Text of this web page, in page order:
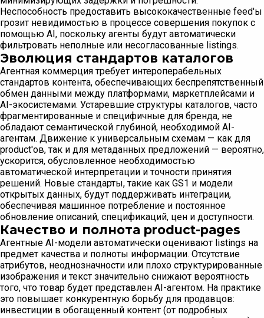
Неспособность предоставить высококачественные feed'ы
грозит невидимостью в процессе совершения покупок с
помощью AI, поскольку агенты будут автоматически
фильтровать неполные или несогласованные listings.
Эволюция стандартов каталогов
Агентная коммерция требует интероперабельных
стандартов контента, обеспечивающих беспрепятственный
обмен данными между платформами, маркетплейсами и
AI-экосистемами. Устаревшие структуры каталогов, часто
фрагментированные и специфичные для бренда, не
обладают семантической глубиной, необходимой AI-
агентам. Движение к универсальным схемам — как для
product'ов, так и для метаданных предложений — вероятно,
ускорится, обусловленное необходимостью
автоматической интерпретации и точности принятия
решений. Новые стандарты, такие как GS1 и модели
открытых данных, будут поддерживать интеграции,
обеспечивая машинное потребление и постоянное
обновление описаний, спецификаций, цен и доступности.
Качество и полнота product-pages
Агентные AI-модели автоматически оценивают listings на
предмет качества и полноты информации. Отсутствие
атрибутов, неоднозначности или плохо структурированные
изображения и текст значительно снижают вероятность
того, что товар будет представлен AI-агентом. На практике
это повышает конкурентную борьбу для продавцов:
инвестиции в обогащенный контент (от подробных